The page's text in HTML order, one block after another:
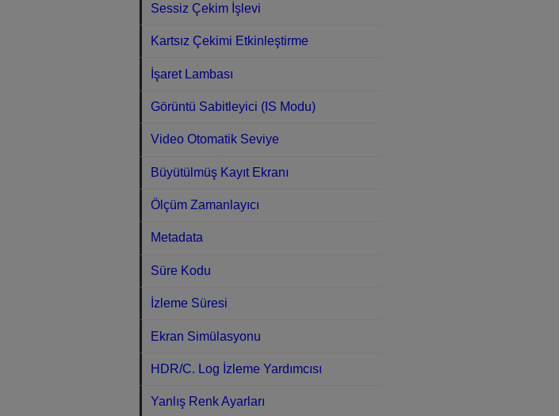
Sessiz Çekim İşlevi
Kartsız Çekimi Etkinleştirme
İşaret Lambası
Görüntü Sabitleyici (IS Modu)
Video Otomatik Seviye
Büyütülmüş Kayıt Ekranı
Ölçüm Zamanlayıcı
Metadata
Süre Kodu
İzleme Süresi
Ekran Simülasyonu
HDR/C. Log İzleme Yardımcısı
Yanlış Renk Ayarları